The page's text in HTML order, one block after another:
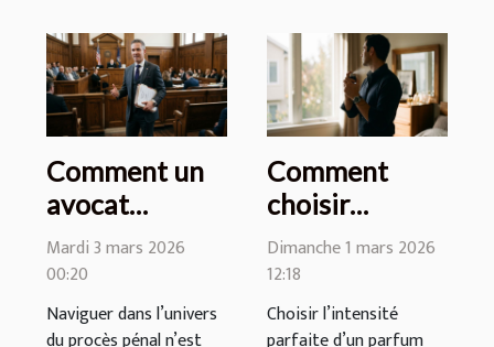
Comment un
avocat
spécialisé peut
transformer
votre procès
pénal ?
Mardi 3 mars 2026
00:20
Naviguer dans l’univers
du procès pénal n’est
Comment
choisir
l'intensité
parfaite de
votre parfum
masculin ?
Dimanche 1 mars 2026
12:18
Choisir l’intensité
parfaite d’un parfum